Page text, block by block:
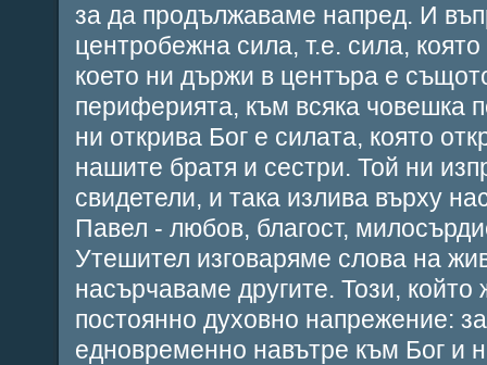
за да продължаваме напред. И
центробежна сила, т.е. сила,
което ни държи в центъра е
периферията, към всяка човешка
ни открива Бог е силата, която
нашите братя и сестри. Той ни
свидетели, и така излива върху
Павел - любов, благост,
Утешител изговаряме слова на
насърчаваме другите. Този,
постоянно духовно напрежение:
едновременно навътре към Бог и